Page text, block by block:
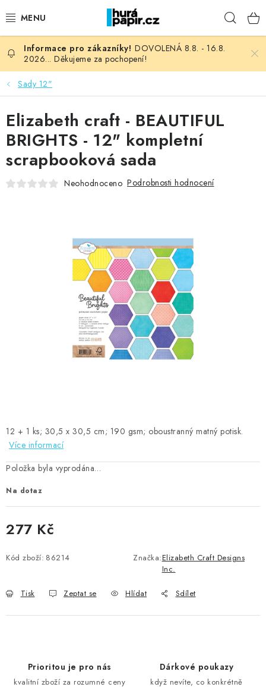
na
NOVINKY
HURÁ DÍLNA
VŠECHNO ZBOŽÍ
KNIHAŘSKÝ MATERIÁL
FOTORECENZE
MOJE OBJEDNÁVKA
Kontakty Moje objednávka
Oblíbené ♥️
Hodnocení obchodu
Obchodní podmínky
DOVOLENÁ 8.8. - 16.8.
2026... Děkujeme za pochopení!
Sady 12"
12 + 1 ks; 30,5 x 30,5 cm; 190 gsm; oboustranný matný potisk.
Více informací
Položka byla vyprodána…
Na dotaz
277 Kč
Kód zboží: 86214 Značka:Elizabeth Craft Designs
Inc.
Tisk Zeptat se Hlídat Sdílet
Elizabeth craft - BEAUTIFUL
BRIGHTS - 12" kompletní
scrapbooková sada
Neohodnoceno Podrobnosti hodnocení
Prioritou je pro nás
kvalitní zboží za rozumné ceny
Dárkové poukazy
když nevíte, co konkrétně